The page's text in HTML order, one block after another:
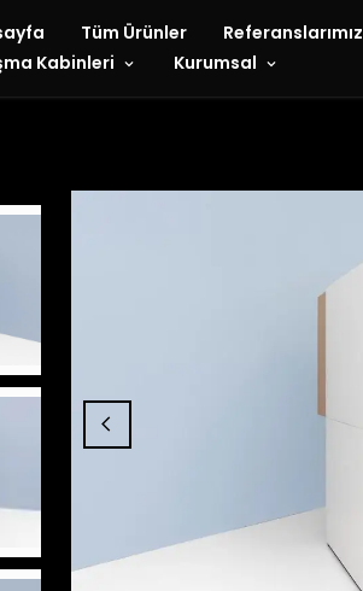
Tüm Ürünler Referanslarımız
Kabinleri
Kurumsal